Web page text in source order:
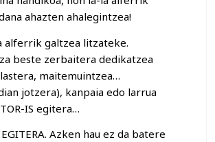
ahazten ahalegintzea!
alferrik galtzea litzateke.
beste zerbaitera dedikatzea
maitemuintzea…
jotzera), kanpaia edo larrua
IS egitera…
EGITERA. Azken hau ez da batere